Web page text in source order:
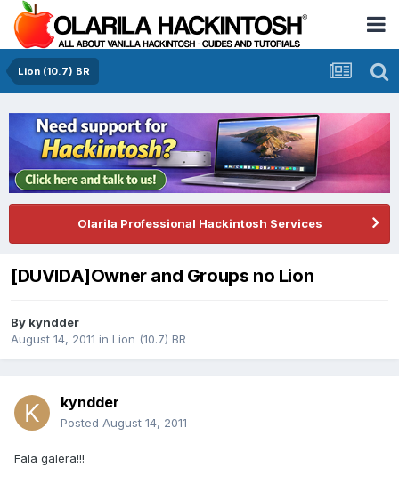
Lion (10.7) BR
Olarila Professional Hackintosh Services
[DUVIDA]Owner and Groups no Lion
By kyndder
August 14, 2011 in Lion (10.7) BR
kyndder
Posted August 14, 2011
Fala galera!!!